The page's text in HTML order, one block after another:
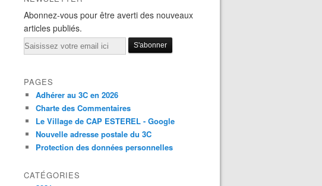
Abonnez-vous pour être averti des nouveaux
articles publiés.
Email
PAGES
Adhérer au 3C en 2026
Charte des Commentaires
Le Village de CAP ESTEREL - Google
Nouvelle adresse postale du 3C
Protection des données personnelles
CATÉGORIES